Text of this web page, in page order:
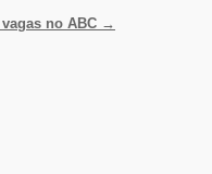
no ABC →